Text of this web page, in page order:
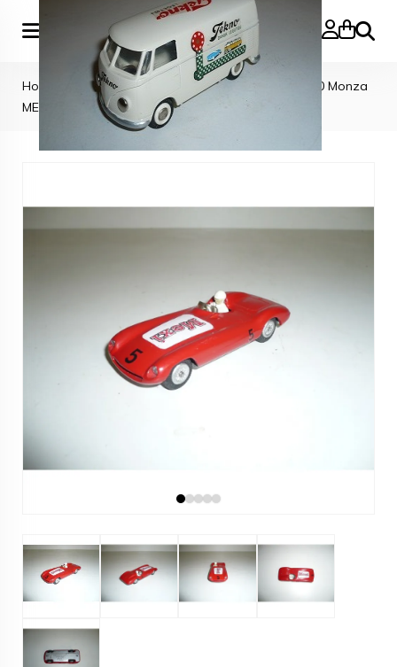
Zoeken
Home TEKNO CARS
Tekno Denmark Ferrari 750 Monza
MEXI